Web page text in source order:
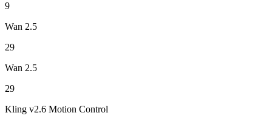
9
Wan 2.5
29
Wan 2.5
29
Kling v2.6 Motion Control